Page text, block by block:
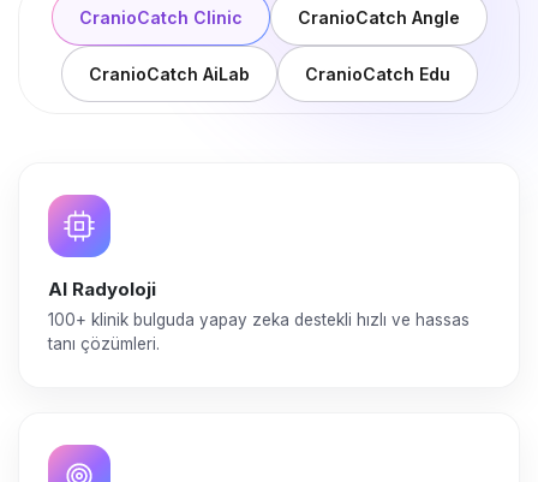
CranioCatch Clinic CranioCatch Angle
CranioCatch AiLab CranioCatch Edu
AI Radyoloji
100+ klinik bulguda yapay zeka destekli hızlı ve hassas
tanı çözümleri.